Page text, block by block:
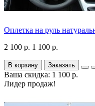
Оплетка на руль
2 100 р. 1 100 р.
В корзину Заказать
Ваша скидка: 1 100 р.
Лидер продаж!